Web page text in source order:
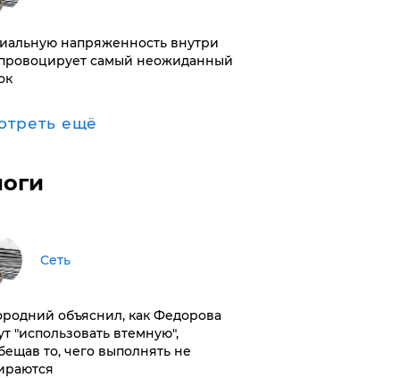
напряженность внутри
самый неожиданный
ещё
Сеть
объяснил, как Федорова
"использовать втемную",
то, чего выполнять не